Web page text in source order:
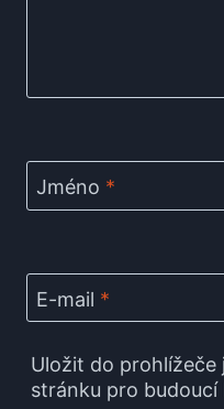
Jméno *
E-mail *
Uložit do prohlížeče
stránku pro budoucí